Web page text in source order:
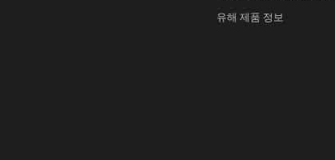
유해 제품 정보